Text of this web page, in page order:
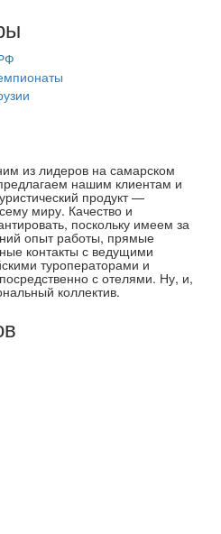
из лидеров на самарском
нашим клиентам и
продукт —
миру. Качество и
поскольку имеем за
опыт работы, прямые
контакты с ведущими
туроператорами и
с отелями. Ну, и,
коллектив.